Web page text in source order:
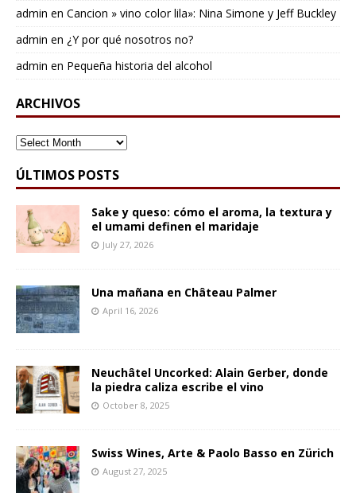
admin en Cancion » vino color lila»: Nina Simone y Jeff Buckley
admin en ¿Y por qué nosotros no?
admin en Pequeña historia del alcohol
ARCHIVOS
ARCHIVOS
ÚLTIMOS POSTS
Sake y queso: cómo el aroma, la textura y
el umami definen el maridaje
July 27, 2026
Una mañana en Château Palmer
April 16, 2026
Neuchâtel Uncorked: Alain Gerber, donde
la piedra caliza escribe el vino
October 8, 2025
Swiss Wines, Arte & Paolo Basso en Zürich
August 27, 2025